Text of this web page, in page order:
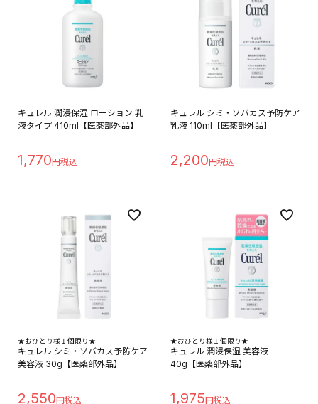
キュレル 潤浸保湿 ローション 乳
液タイプ 410ml【医薬部外品】
1,770
キュレル シミ・ソバカス予防ケア
乳液 110ml【医薬部外品】
2,200
★おひとり様１個限り★
キュレル シミ・ソバカス予防ケア
美容液 30g【医薬部外品】
2,550
★おひとり様１個限り★
キュレル 潤浸保湿 美容液
40g【医薬部外品】
1,975